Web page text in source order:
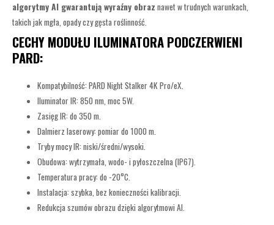
algorytmy AI gwarantują wyraźny obraz nawet w trudnych warunkach,
takich jak mgła, opady czy gęsta roślinność.
CECHY MODUŁU ILUMINATORA PODCZERWIENI
PARD:
Kompatybilność: PARD Night Stalker 4K Pro/eX.
Iluminator IR: 850 nm, moc 5W.
Zasięg IR: do 350 m.
Dalmierz laserowy: pomiar do 1000 m.
Tryby mocy IR: niski/średni/wysoki.
Obudowa: wytrzymała, wodo- i pyłoszczelna (IP67).
Temperatura pracy: do -20°C.
Instalacja: szybka, bez konieczności kalibracji.
Redukcja szumów obrazu dzięki algorytmowi AI.